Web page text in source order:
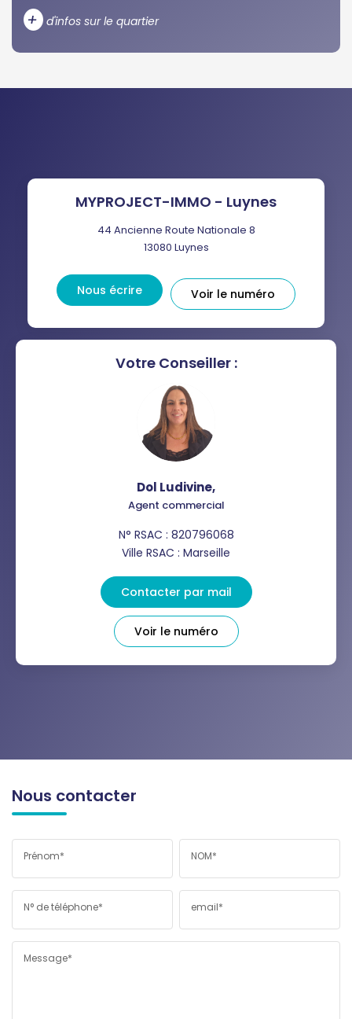
+ d'infos sur le quartier
TAXE FONCIÈRE
VOITURE
DISTANCE DE L'AÉROPORT : SUPERFICIE :
RÉSULTATS DES LYCÉES ECOLES ET CRÈCHES
MÉDECINS
MYPROJECT-IMMO - Luynes
44 Ancienne Route Nationale 8
13080 Luynes
Nous écrire Voir le numéro
Votre Conseiller :
Dol Ludivine,
Agent commercial
N° RSAC : 820796068
Ville RSAC : Marseille
Contacter par mail
Voir le numéro
Nous contacter
Prénom* NOM*
N° de téléphone* email*
Message*